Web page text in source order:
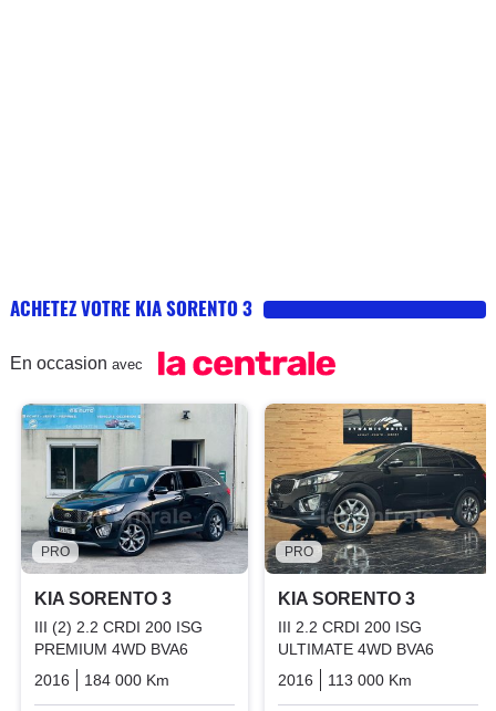
ACHETEZ VOTRE KIA SORENTO 3
En occasion avec
PRO
KIA SORENTO 3
III (2) 2.2 CRDI 200 ISG
PREMIUM 4WD BVA6
2016
184 000 Km Diesel
PRO
KIA SORENTO 3
III 2.2 CRDI 200 ISG
ULTIMATE 4WD BVA6
2016
113 000 Km